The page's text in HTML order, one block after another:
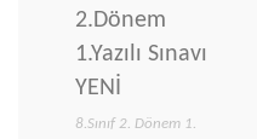
2.Dönem
1.Yazılı Sınavı
YENİ
8.Sınıf 2. Dönem 1.